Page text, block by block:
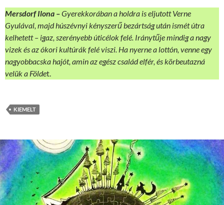
Mersdorf Ilona –Gyerekkorában a holdra is eljutott Verne
Gyulával, majd húszévnyi kényszerű bezártság után ismét útra
kelhetett – igaz, szerényebb úticélok felé. Iránytűje mindig a nagy
vizek és az ókori kultúrák felé viszi. Ha nyerne a lottón, venne egy
nagyobbacska hajót, amin az egész család elfér, és körbeutazná
velük a Földet.
KIEMELT